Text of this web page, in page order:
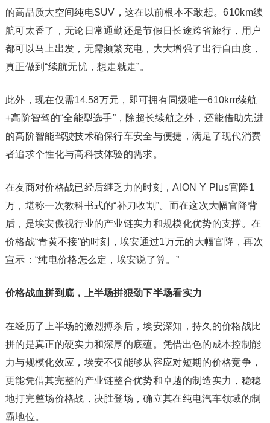
的高品质大空间纯电SUV，这在以前根本不敢想。610km续
航可太香了，无论日常通勤还是节假日长途跨省旅行，用户
都可以马上出发，无需频繁充电，大大增强了出行自由度，
真正做到“续航无忧，想走就走”。
此外，现在仅需14.58万元，即可拥有同级唯一610km续航
+高阶智驾的“全能型选手”，除超长续航之外，还能借助先进
的高阶智能驾驶技术确保行车安全与便捷，满足了现代消费
者追求个性化与高科技体验的需求。
在友商对价格战已经后继乏力的时刻，AION Y Plus官降1
万，堪称一次教科书式的“补刀收割”。而在这次大幅官降背
后，是埃安傲视行业的产业链实力和规模化优势的支撑。在
价格战“青黄不接”的时刻，埃安通过1万元的大幅官降，再次
宣示：“纯电价格怎么定，埃安说了算。”
价格战血拼到底，上半场拼狠劲下半场看实力
在经历了上半场的激烈搏杀后，埃安深知，持久的价格战比
拼的是真正的硬实力和深厚的底蕴。凭借出色的成本控制能
力与规模化效应，埃安不仅能够从容应对短期的价格竞争，
更能凭借其完整的产业链整合优势和卓越的制造实力，稳稳
地打完整场价格战，决胜登场，确立其在纯电汽车领域的制
霸地位。